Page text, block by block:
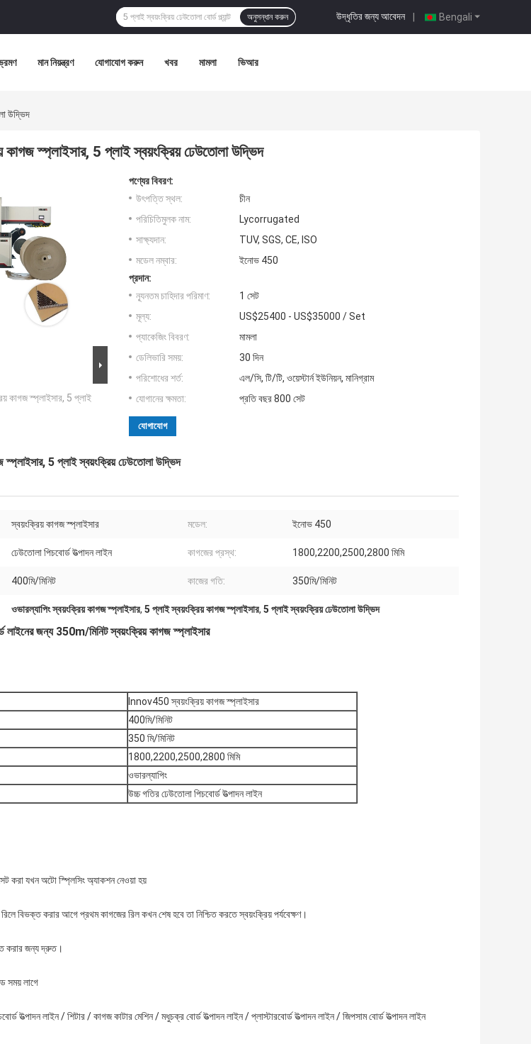
Bengali
উদ্ধৃতির জন্য আবেদন |
অনুসন্ধান করুন
মান নিয়ন্ত্রণ যোগাযোগ করুন খবর মামলা ভিআর
উদ্ভিদ
কাগজ স্প্লাইসার, 5 প্লাই স্বয়ংক্রিয় ঢেউতোলা উদ্ভিদ
কাগজ স্প্লাইসার, 5 প্লাই
পণ্যের বিবরণ:
উৎপত্তি স্থল:
চীন
পরিচিতিমুলক নাম:
Lycorrugated
সাক্ষ্যদান:
TUV, SGS, CE, ISO
মডেল নম্বার:
ইনোভ 450
প্রদান:
ন্যূনতম চাহিদার পরিমাণ:
1 সেট
মূল্য:
US$25400 - US$35000 / Set
প্যাকেজিং বিবরণ:
মামলা
ডেলিভারি সময়:
30 দিন
পরিশোধের শর্ত:
এল/সি, টি/টি, ওয়েস্টার্ন ইউনিয়ন, মানিগ্রাম
যোগানের ক্ষমতা:
প্রতি বছর 800 সেট
যোগাযোগ
স্প্লাইসার, 5 প্লাই স্বয়ংক্রিয় ঢেউতোলা উদ্ভিদ
স্বয়ংক্রিয় কাগজ স্প্লাইসার মডেল: ইনোভ 450
ঢেউতোলা পিচবোর্ড উত্পাদন লাইন কাগজের প্রস্থ: 1800,2200,2500,2800 মিমি
400মি/মিনিট কাজের গতি: 350মি/মিনিট
ওভারল্যাপিং স্বয়ংক্রিয় কাগজ স্প্লাইসার, 5 প্লাই স্বয়ংক্রিয় কাগজ স্প্লাইসার, 5 প্লাই স্বয়ংক্রিয় ঢেউতোলা উদ্ভিদ
লাইনের জন্য 350m/মিনিট স্বয়ংক্রিয় কাগজ স্প্লাইসার
Innov450 স্বয়ংক্রিয় কাগজ স্প্লাইসার
400মি/মিনিট
350 মি/মিনিট
1800,2200,2500,2800 মিমি
ওভারল্যাপিং
উচ্চ গতির ঢেউতোলা পিচবোর্ড উত্পাদন লাইন
করা যখন অটো স্প্লিসিং অ্যাকশন নেওয়া হয়
বিভক্ত করার আগে প্রথম কাগজের রিল কখন শেষ হবে তা নিশ্চিত করতে স্বয়ংক্রিয় পর্যবেক্ষণ।
করার জন্য দ্রুত।
সময় লাগে
উত্পাদন লাইন / শিটার / কাগজ কাটার মেশিন / মধুচক্র বোর্ড উত্পাদন লাইন / প্লাস্টারবোর্ড উত্পাদন লাইন / জিপসাম বোর্ড উত্পাদন লাইন